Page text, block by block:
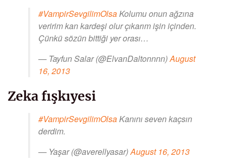
#VampirSevgilimOlsaKolumu onun ağzına
veririm kan kardeşi olur çıkarım işin içinden.
Çünkü sözün bittiği yer orası…
— Tayfun Salar (@ElvanDaltonnnn)August
16, 2013
Zeka fışkıyesi
#VampirSevgilimOlsaKanını seven kaçsın
derdim.
— Yaşar (@averellyasar)August 16, 2013